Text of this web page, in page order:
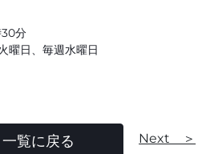
分
曜日、毎週水曜日
一覧に戻る Next ＞